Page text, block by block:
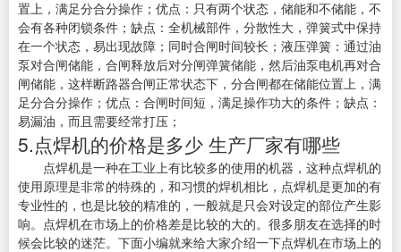
置上，满足分合分操作；优点：只有两个状态，储能和不储能，不
会有各种闭锁条件；缺点：全机械部件，分散性大，弹簧式中保持
在一个状态，易出现故障；同时合闸时间较长；液压弹簧：通过油
泵对合闸储能，合闸释放后对分闸弹簧储能，然后油泵电机再对合
闸储能，这样断路器合闸正常状态下，分合闸都在储能位置上，满
足分合分操作；优点：合闸时间短，满足操作功大的条件；缺点：
易漏油，而且需要经常打压；
5.点焊机的价格是多少 生产厂家有哪些
点焊机是一种在工业上有比较多的使用的机器，这种点焊机的
使用原理是非常的特殊的，和习惯的焊机相比，点焊机是更加的有
专业性的，也是比较的精准的，一般就是只会对设定的部位产生影
响。点焊机在市场上的价格差是比较的大的。很多朋友在选择的时
候会比较的迷茫。下面小编就来给大家介绍一下点焊机在市场上的